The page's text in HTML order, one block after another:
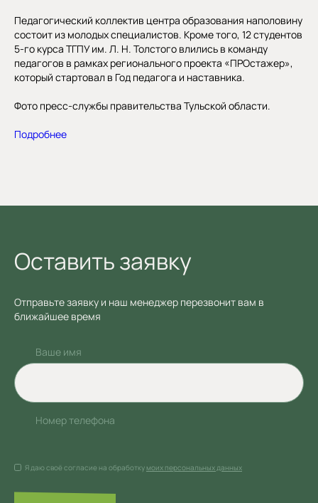
Педагогический коллектив центра образования наполовину
состоит из молодых специалистов. Кроме того, 12 студентов
5-го курса ТГПУ им. Л. Н. Толстого влились в команду
педагогов в рамках регионального проекта «ПРОстажер»,
который стартовал в Год педагога и наставника.
Фото пресс-службы правительства Тульской области.
Подробнее
Оставить заявку
Ваше имя
Номер телефона
Я даю своё согласие на обработку моих персональных данных
Отправьте заявку и наш менеджер перезвонит вам в
ближайшее время